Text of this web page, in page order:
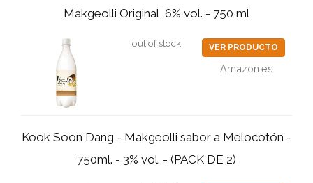
Makgeolli Original, 6% vol. - 750 ml
out of stock VER PRODUCTO
Amazon.es
Kook Soon Dang - Makgeolli sabor a Melocotón -
750ml. - 3% vol. - (PACK DE 2)